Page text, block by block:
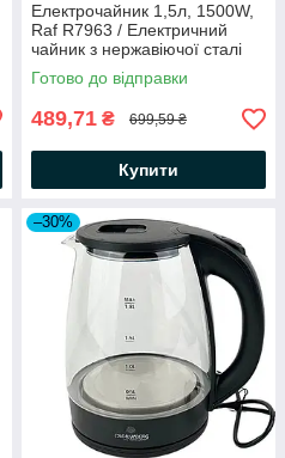
Електрочайник 1,5л, 1500W,
Raf R7963 / Електричний
чайник з нержавіючої сталі
Готово до відправки
489,71 ₴ 699,59 ₴
Купити
–30%